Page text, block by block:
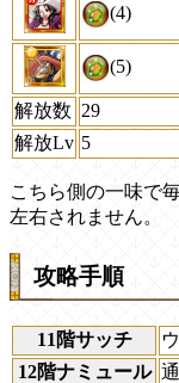
(4)
(5)
解放数 29
解放Lv 5
こちら側の一味で
左右されません。
攻略手順
11階サッチ
12階ナミュール